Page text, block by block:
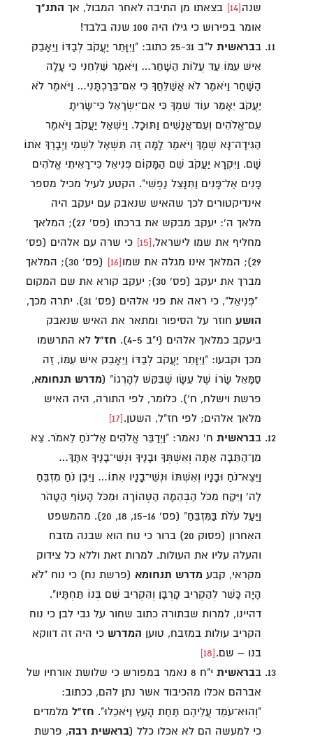
שנה[14] בצאתו מן התיבה לאחר המבול, אך התנ"ך
אומר בפירוש כי גילו היה 100 שנה בלבד!
בבראשית
ל"ב 25-31 כתוב: "וַיִּוָּתֵר יַעֲקֹב לְבַדּוֹ וַיֵּאָבֵק
אִישׁ עִמּוֹ עַד עֲלוֹת הַשָּׁחַר… וַיֹּאמֶר שַׁלְּחֵנִי כִּי עָלָה
הַשָּׁחַר וַיֹּאמֶר לֹא אֲשַׁלֵּחֲךָ כִּי אִם־בֵּרַכְתָּנִי… וַיֹּאמֶר לֹא
יַעֲקֹב יֵאָמֵר עוֹד שִׁמְךָ כִּי אִם־יִשְׂרָאֵל כִּי־שָׂרִיתָ
עִם־אֱלֹהִים וְעִם־אֲנָשִׁים וַתּוּכָל. וַיִּשְׁאַל יַעֲקֹב וַיֹּאמֶר
הַגִּידָה־נָּא שְׁמֶךָ וַיֹּאמֶר לָמָּה זֶּה תִּשְׁאַל לִשְׁמִי וַיְבָרֶךְ אֹתוֹ
שָׁם. וַיִּקְרָא יַעֲקֹב שֵׁם הַמָּקוֹם פְּנִיאֵל כִּי־רָאִיתִי אֱלֹהִים
פָּנִים אֶל־פָּנִים וַתִּנָּצֵל נַפְשִׁי". הקטע לעיל מכיל מספר
אינדיקטורים לכך שהאיש שנאבק עם יעקב היה
מלאך ה': יעקב מבקש את ברכתו (פס' 27); המלאך
מחליף את שמו לישראל,[15]
כי שרה עם אלהים (פס'
29); המלאך אינו מגלה את שמו
[16]
(פס' 30); המלאך
מברך את יעקב (פס' 30); יעקב קורא את שם המקום
"פְּנִיאֵל", כי ראה את פני אלהים (פס' 31). יתרה מכך,
הושע חוזר על הסיפור ומתאר את האיש שנאבק
ביעקב כמלאך אלהים (י"ב 4-5).
חז"ל לא התרשמו
מכך וקבעו: "וַיִּוָּתֵר יַעֲקֹב לְבַדּוֹ וַיֵּאָבֵק אִישׁ עִמּוֹ, זֶה
סַמָּאֵל שָׂרוֹ שֶׁל עֵשָׂו שֶׁבִּקֵּשׁ לְהָרְגוֹ" (מדרש תנחומא,
פרשת וישלח, ח'). כלומר, לפי התורה, היה האיש
מלאך אלהים; לפי חז"ל, השטן.[17]
בבראשית ח' נאמר: "וַיְדַבֵּר אֱלֹהִים אֶל־נֹחַ לֵאמֹר. צֵא
מִן־הַתֵּבָה אַתָּה וְאִשְׁתְּךָ וּבָנֶיךָ וּנְשֵׁי־בָנֶיךָ אִתָּךְ…
וַיֵּצֵא־נֹחַ וּבָנָיו וְאִשְׁתּוֹ וּנְשֵׁי־בָנָיו אִתּוֹ… וַיִּבֶן נֹחַ מִזְבֵּחַ
לַה' וַיִּקַּח מִכֹּל הַבְּהֵמָה הַטְּהוֹרָה וּמִכֹּל הָעוֹף הַטָּהֹר
וַיַּעַל עֹלֹת בַּמִּזְבֵּחַ" (פס' 15-16, 18, 20). מהמשפט
האחרון (פסוק 20) ברור כי נוח הוא שבנה מזבח
והעלה עליו את העולות. למרות זאת וללא כל צידוק
מקראי, קבע מדרש תנחומא (פרשת נח) כי נוח "לֹא
הָיָה כָּשֵׁר לְהַקְרִיב קָרְבָּן וְהִקְרִיב שֵׁם בְּנוֹ תַּחְתָּיו".
דהיינו, למרות שבתורה כתוב שחור על גבי לבן כי נוח
הקריב עולות במזבח, טוען המדרש כי היה זה דווקא
בנו – שם.[18]
בבראשית
י"ח 8 נאמר במפורש כי שלושת אורחיו של
אברהם אכלו מהכיבוד אשר נתן להם, ככתוב:
"וְהוּא־עֹמֵד עֲלֵיהֶם תַּחַת הָעֵץ וַיֹּאכֵלוּ". חז"ל מלמדים
כי למעשה הם לא אכלו כלל (בראשית רבה, פרשת